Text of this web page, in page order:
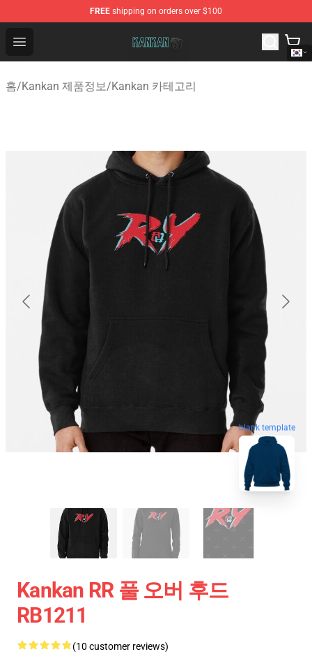
FREE shipping on orders over $100
Open menu
Kankan Store - Official Kankan Merchandise Shop
홈/Kankan 제품정보/Kankan 카테고리
blank template
Kankan RR 풀 오버 후드
RB1211
(10 customer reviews)